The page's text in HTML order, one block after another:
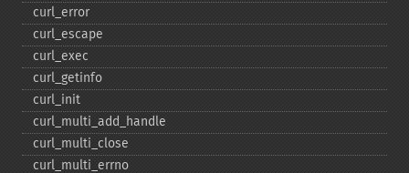
curl_​error
curl_​escape
curl_​exec
curl_​getinfo
curl_​init
curl_​multi_​add_​handle
curl_​multi_​close
curl_​multi_​errno